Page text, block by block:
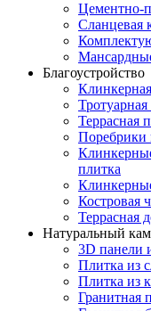
Цементно-
Сланцевая
Благоустройство
Террасная
Поребрики
плитка
Костровая
Террасная
Натуральный
3D панели
Плитка из
Плитка из
Гранитная